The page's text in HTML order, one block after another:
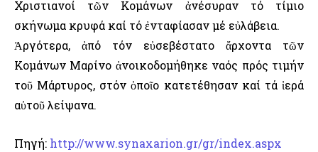
Χριστιανοί τῶν Κομάνων ἀνέσυραν τό τίμιο
σκήνωμα κρυφά καί τό ἐνταφίασαν μέ εὐλάβεια.
Ἀργότερα, ἀπό τόν εὐσεβέστατο ἄρχοντα τῶν
Κομάνων Μαρίνο ἀνοικοδομήθηκε ναός πρός τιμήν
τοῦ Μάρτυρος, στόν ὁποῖο κατετέθησαν καί τά ἱερά
αὐτοῦ λείψανα.
Πηγή: http://www.synaxarion.gr/gr/index.aspx